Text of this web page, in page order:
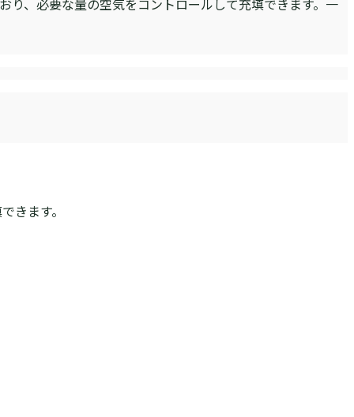
り、必要な量の空気をコントロールして充填できます。一
きます。